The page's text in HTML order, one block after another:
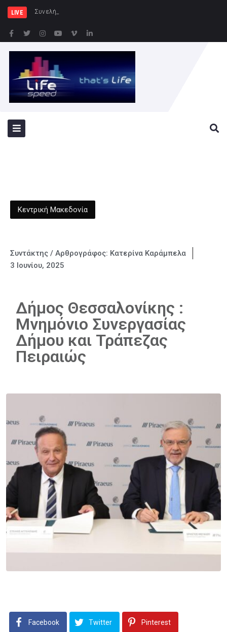
LIVE Συνελήφθησαν -3- άτομα για κ
Κεντρική Μακεδονία
Συντάκτης / Αρθρογράφος: Κατερίνα Καράμπελα
3 Ιουνίου, 2025
Δήμος Θεσσαλονίκης :
Μνημόνιο Συνεργασίας
Δήμου και Τράπεζας
Πειραιώς
Facebook Twitter Pinterest